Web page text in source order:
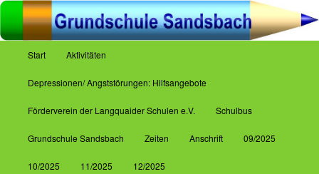
Zum
Inhalt
wechseln
Grundschule Sandsbach
Start Aktivitäten
Depressionen/ Angststörungen: Hilfsangebote
Förderverein der Langquaider Schulen e.V. Schulbus
Grundschule Sandsbach Zeiten Anschrift 09/2025
10/2025 11/2025 12/2025